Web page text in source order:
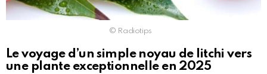
© Radiotips
Le voyage d’un simple noyau de litchi vers
une plante exceptionnelle en 2025